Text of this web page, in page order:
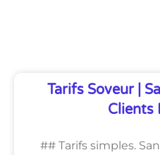
Tarifs Soveur |
Clients
## Tarifs simples.